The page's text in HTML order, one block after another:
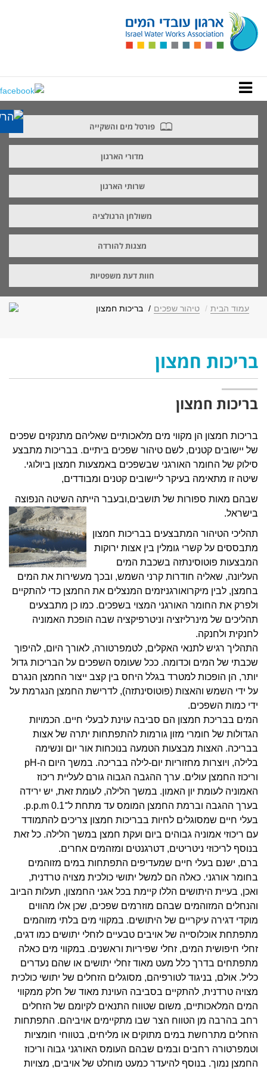
פורטל מים והשקייה
מדורי הארגון
שרותי הארגון
משולחן הרגולציה
מצגות להורדה
חוות דעת משפטיות
עמוד הבית טיהור שפכים בריכות חמצון
בריכות חמצון
בריכות חמצון
בריכות חמצון הן מקווי מים מלאכותיים שאליהם מתנקזים שפכים
של יישובים קטנים, לשם טיהור שפכים ביתיים. בבריכות מתבצע
סילוק של החומר האורגני שבשפכים באמצעות חמצון ביולוגי.
שיטה זו מתאימה בעיקר ליישובים קטנים ומבודדים,
שבהם מאות ספורות של תושבים,ובעבר הייתה השיטה הנפוצה
בישראל.
תהליכי הטיהור המתבצעים בבריכות חמצון
מתבססים על קשרי גומלין בין אצות ירוקות
המבצעות פוטוסינתזה בשכבת המים
העליונה, שאליה חודרות קרני השמש, ובכך מעשירות את המים
בחמצן, לבין מיקרואורגניזמים המנצלים את החמצן כדי להתקיים
ולפרק את החומר האורגני המצוי בשפכים. כמו כן מתבצעים
תהליכים של מינרליזציה וניטרפיקציה שבה הופכת האמוניה
לחנקית ולחנקה.
התהליך רגיש לתנאי האקלים, לטמפרטורה, לאורך היום, להיפוך
שכבתי של המים וכדומה. ככל שעומס השפכים על הבריכות גדול
יותר, הן הופכות למטרד בגלל היחס בין קצב ייצור החמצן הנגרם
על ידי השמש והאצות (פוטוסינתזה), לדרישת החמצן הנגרמת על
ידי כמות השפכים.
המים בבריכת חמצון הם סביבה עוינת לבעלי חיים. הכמויות
הגדולות של חומרי מזון גורמות להתפתחות יתרה של אצות
בבריכה. האצות מבצעות הטמעה בנוכחות אור יום ונשימה
בלילה, ויוצרות מחזוריות יום-לילה בבריכה. במשך היום ה-pH
וריכוז החמצן עולים. ערך ההגבה הגבוה גורם לעליית ריכוז
האמוניה לעומת יון האמון. במשך הלילה, לעומת זאת, יש ירידה
בערך ההגבה וברמת החמצן המומס עד מתחת ל־p.p.m 0.1.
בעלי חיים שמסוגלים לחיות בבריכות חמצון צריכים להתמודד
עם ריכוזי אמוניה גבוהים ביום ועקת חמצן במשך הלילה. כל זאת
בנוסף לריכוזי ניטריטים, דטרגנטים ומזהמים אחרים.
ברם, ישנם בעלי חיים שמעדיפים התפתחות במים מזוהמים
בחומר אורגני. כאלה הם למשל יתושי כולכית מצויה טרדנית,
ואכן, בעיית היתושים הללו קיימת בכל אגני החמצון, תעלות הביוב
והנחלים המזוהמים שבהם מוזרמים שפכים, שכן אלו מהווים
מוקדי דגירה עיקריים של היתושים. במקווי מים בלתי מזוהמים
מתפתחת אוכלוסייה של אויבים טבעיים לזחלי יתושים כמו דגים,
זחלי חיפושית המים, זחלי שפיריות וראשנים. במקווי מים כאלה
מתפתחים בדרך כלל מעט מאוד זחלי יתושים או שהם נעדרים
כליל. אולם, בניגוד לטורפיהם, מסוגלים הזחלים של יתושי כולכית
מצויה טרדנית, להתקיים בסביבה העוינת מאוד של חלק ממקווי
המים המלאכותיים, משום שטווח התנאים לקיומם של הזחלים
רחב בהרבה מן הטווח הצר שבו מתקיימים אויביהם. התפתחות
הזחלים מתרחשת במים מתוקים או מליחים, בטווחי חומציות
וטמפרטורה רחבים ובמים שבהם העומס האורגני גבוה וריכוז
החמצן נמוך. בנוסף להיעדר כמעט מוחלט של אויבים, מצויות